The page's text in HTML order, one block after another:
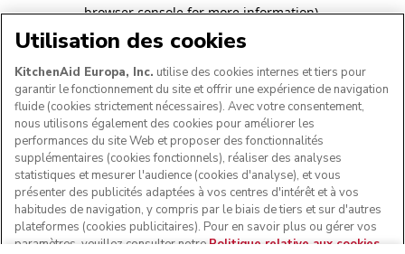
browser console for more information).
Utilisation des cookies
KitchenAid Europa, Inc. utilise des cookies internes et tiers pour
garantir le fonctionnement du site et offrir une expérience de navigation
fluide (cookies strictement nécessaires). Avec votre consentement,
nous utilisons également des cookies pour améliorer les
performances du site Web et proposer des fonctionnalités
supplémentaires (cookies fonctionnels), réaliser des analyses
statistiques et mesurer l'audience (cookies d'analyse), et vous
présenter des publicités adaptées à vos centres d'intérêt et à vos
habitudes de navigation, y compris par le biais de tiers et sur d'autres
plateformes (cookies publicitaires). Pour en savoir plus ou gérer vos
paramètres, veuillez consulter notre Politique relative aux cookies